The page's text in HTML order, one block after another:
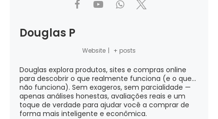
Douglas P
Website | + posts
Douglas explora produtos, sites e compras online
para descobrir o que realmente funciona (e o que...
não funciona). Sem exageros, sem parcialidade —
apenas análises honestas, avaliações reais e um
toque de verdade para ajudar você a comprar de
forma mais inteligente e econômica.